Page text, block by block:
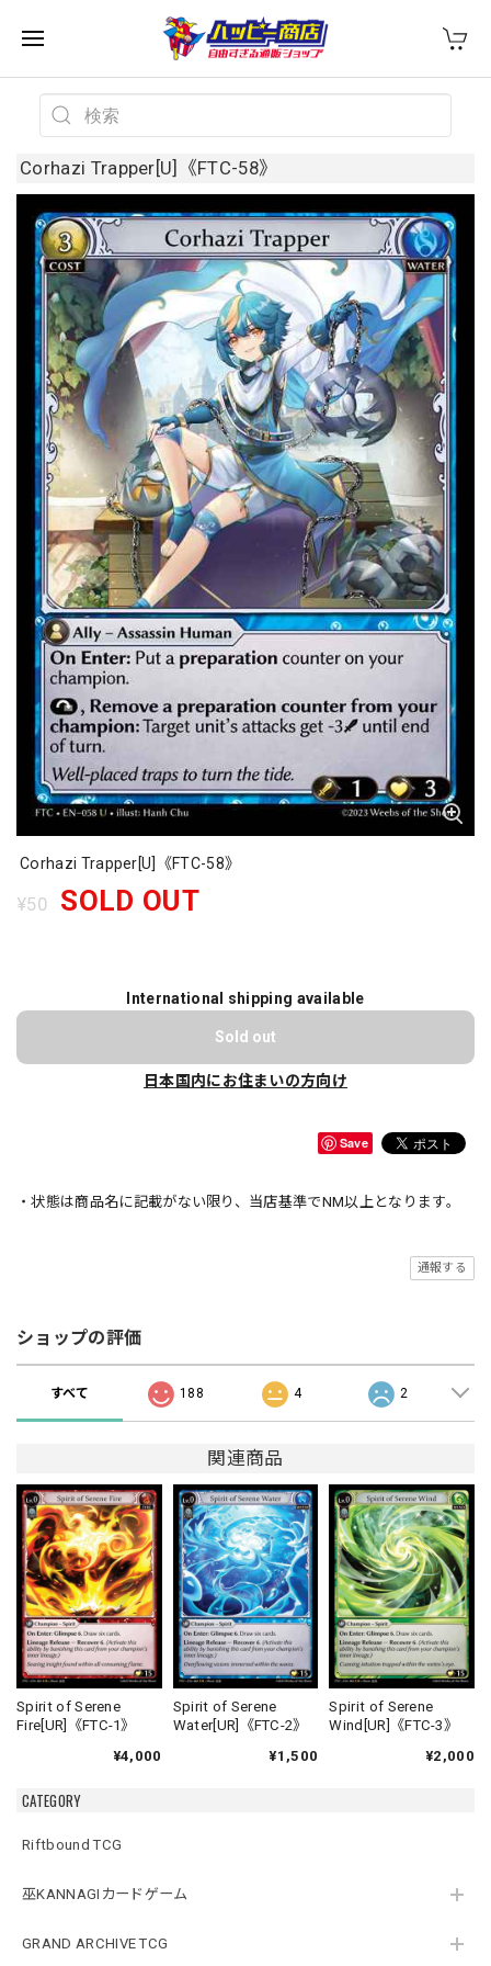
CATEGORY
Riftbound TCG
巫KANNAGIカードゲーム
GRAND ARCHIVE TCG
Corhazi Trapper[U]《FTC-58》
Corhazi Trapper[U]《FTC-58》
¥50 SOLD OUT
International shipping available
Sold out
日本国内にお住まいの方向け
Save
・状態は商品名に記載がない限り、当店基準でNM以上となります。
通報する
ショップの評価
すべて 188 4 2
関連商品
Spirit of Serene
Fire[UR]《FTC-1》
¥4,000
Spirit of Serene
Water[UR]《FTC-2》
¥1,500
Spirit of Serene
Wind[UR]《FTC-3》
¥2,000